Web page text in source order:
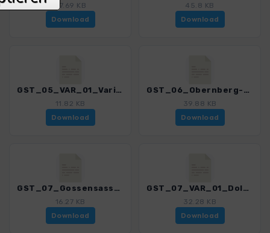
37.69 KB
Download
45.8 KB
Download
GST_05_VAR_01_Variante_Noesslachjoch_4606_1.gpx
11.82 KB
Download
GST_06_Obernberg-Gossensass_4606_1.gpx
39.88 KB
Download
GST_07_Gossensass-Rosskopf_4606_1.gpx
16.27 KB
Download
GST_07_VAR_01_Dolomieuweg_4606_1.gpx
32.28 KB
Download